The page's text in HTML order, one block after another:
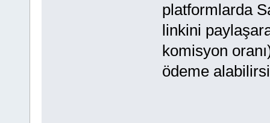
platformlarda
linkini
komisyon
ödeme